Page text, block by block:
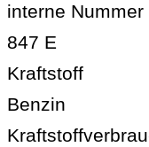
interne Nummer
847 E
Kraftstoff
Benzin